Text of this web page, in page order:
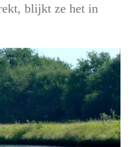
blijkt ze het in